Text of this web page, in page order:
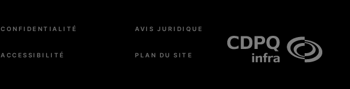
CONFIDENTIALITÉ AVIS JURIDIQUE
ACCESSIBILITÉ PLAN DU SITE